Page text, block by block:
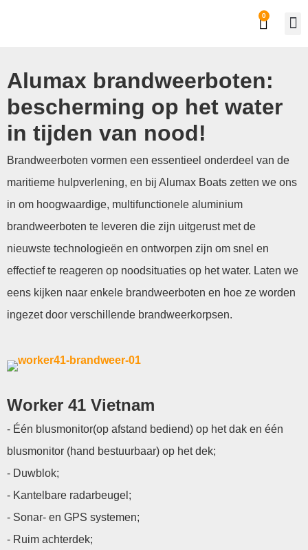
0
Alumax brandweerboten:
bescherming op het water
in tijden van nood!
Brandweerboten vormen een essentieel onderdeel van de
maritieme hulpverlening, en bij Alumax Boats zetten we ons
in om hoogwaardige, multifunctionele aluminium
brandweerboten te leveren die zijn uitgerust met de
nieuwste technologieën en ontworpen zijn om snel en
effectief te reageren op noodsituaties op het water. Laten we
eens kijken naar enkele brandweerboten en hoe ze worden
ingezet door verschillende brandweerkorpsen.
Worker 41 Vietnam
- Één blusmonitor(op afstand bediend) op het dak en één
blusmonitor (hand bestuurbaar) op het dek;
- Duwblok;
- Kantelbare radarbeugel;
- Sonar- en GPS systemen;
- Ruim achterdek;